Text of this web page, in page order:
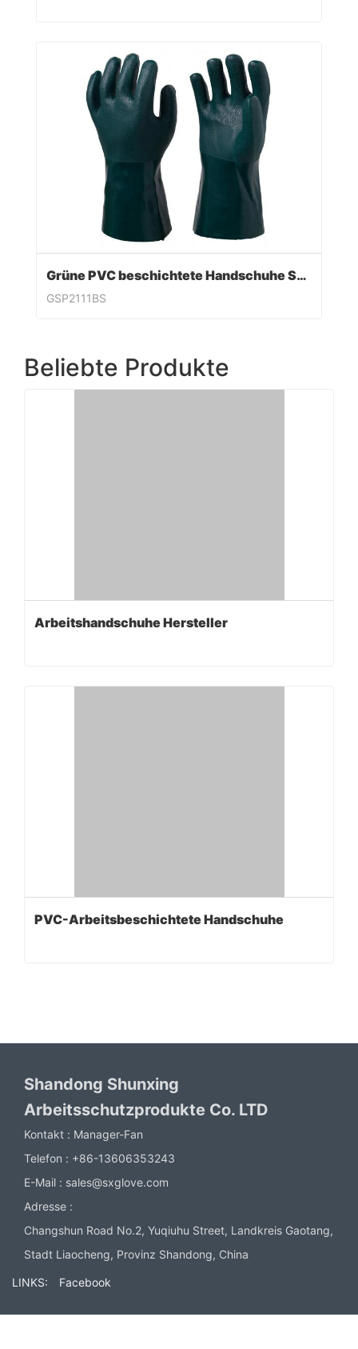
Grüne PVC beschichtete Handschuhe Sandy Finish
GSP2111BS
Beliebte Produkte
Arbeitshandschuhe Hersteller
PVC-Arbeitsbeschichtete Handschuhe
Shandong Shunxing
Arbeitsschutzprodukte Co. LTD
Kontakt : Manager-Fan
Telefon : +86-13606353243
E-Mail : sales@sxglove.com
Adresse :
Changshun Road No.2, Yuqiuhu Street, Landkreis Gaotang,
Stadt Liaocheng, Provinz Shandong, China
LINKS: Facebook